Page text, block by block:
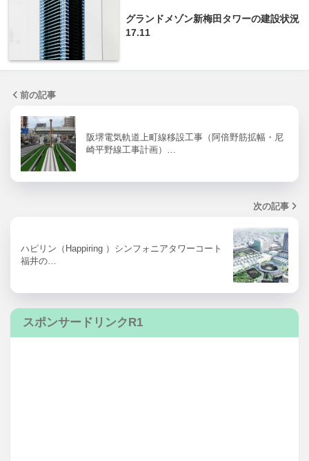
グランドメゾン新梅田タワーの建設状況
17.11
前の記事
阪堺電気軌道上町線移設工事（阿倍野筋拡幅・尼
崎平野線工事計画）…
次の記事
ハピリン（Happiring ）シンフォニアタワーコート
福井の…
スポンサードリンクR1